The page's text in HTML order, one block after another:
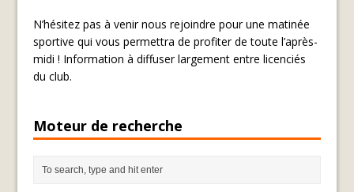
N’hésitez pas à venir nous rejoindre pour une matinée
sportive qui vous permettra de profiter de toute l’après-
midi ! Information à diffuser largement entre licenciés
du club.
Moteur de recherche